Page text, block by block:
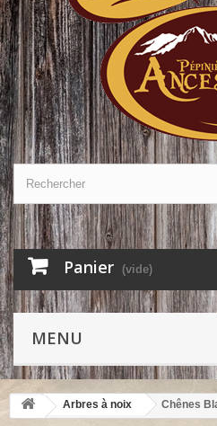
Panier (vide)
MENU
Arbres à noix Chênes